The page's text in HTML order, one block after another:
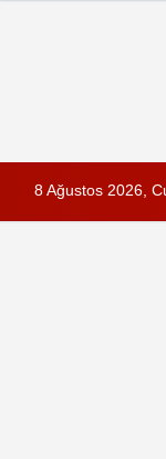
8 Ağustos 2026,